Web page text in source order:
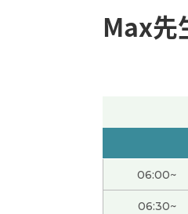
謝謝，老师( 40
謝謝老師，下次
谢谢老师，这
和老师再聊，下
Max先
06:00~
06:30~